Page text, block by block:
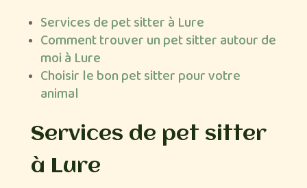
Services de pet sitter à Lure
Comment trouver un pet sitter autour de
moi à Lure
Choisir le bon pet sitter pour votre
animal
Services de pet sitter
à Lure